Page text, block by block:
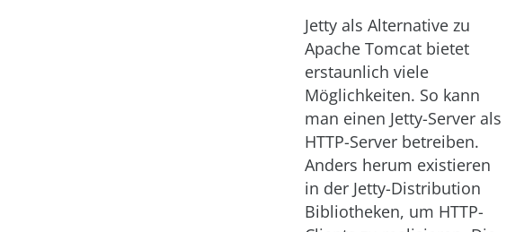
Jetty als Alternative zu
Apache Tomcat bietet
erstaunlich viele
Möglichkeiten. So kann
man einen Jetty-Server als
HTTP-Server betreiben.
Anders herum existieren
in der Jetty-Distribution
Bibliotheken, um HTTP-